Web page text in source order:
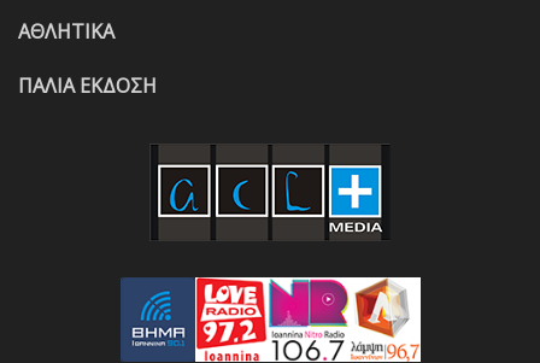
ΑΘΛΗΤΙΚΑ
ΠΑΛΙΑ ΕΚΔΟΣΗ